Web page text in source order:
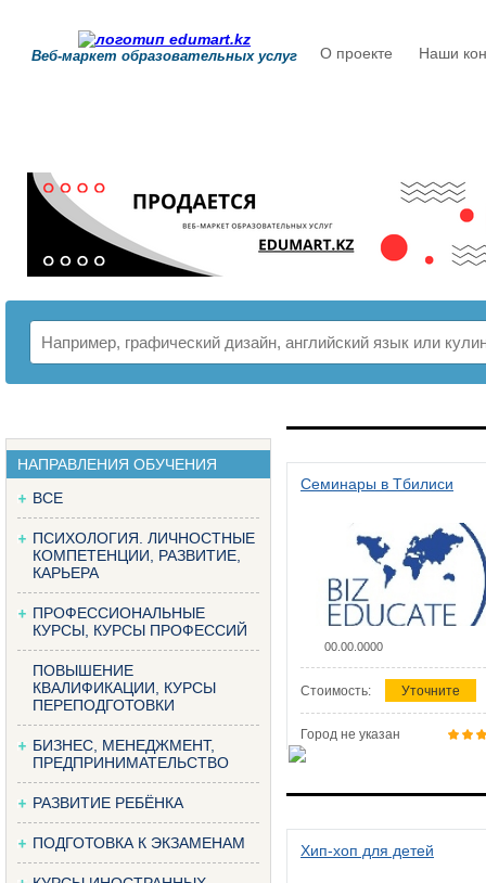
Веб-маркет образовательных услуг О проекте Наши
НАПРАВЛЕНИЯ ОБУЧЕНИЯ
ВСЕ
ПСИХОЛОГИЯ. ЛИЧНОСТНЫЕ
КОМПЕТЕНЦИИ, РАЗВИТИЕ,
КАРЬЕРА
ПРОФЕССИОНАЛЬНЫЕ
КУРСЫ, КУРСЫ ПРОФЕССИЙ
ПОВЫШЕНИЕ
КВАЛИФИКАЦИИ, КУРСЫ
ПЕРЕПОДГОТОВКИ
БИЗНЕС, МЕНЕДЖМЕНТ,
ПРЕДПРИНИМАТЕЛЬСТВО
РАЗВИТИЕ РЕБЁНКА
ПОДГОТОВКА К ЭКЗАМЕНАМ
Семинары в Тбилиси
00.00.0000
Стоимость: Уточните
Город не указан
Хип-хоп для детей